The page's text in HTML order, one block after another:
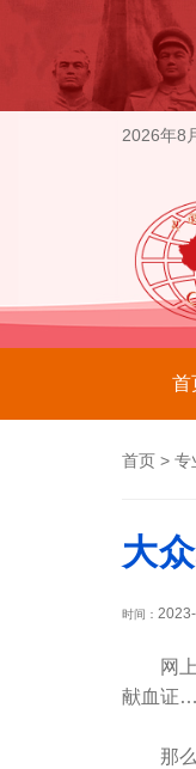
2026年8
首
首页 > 专
大
时间：
网上一
献血证
那么